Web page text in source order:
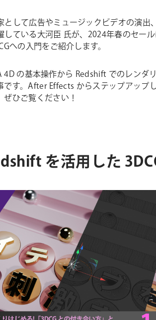
として広告やミュージックビデオの演
している大河臣 氏が、2024年春のセー
への入門をご紹介します。
4D の基本操作から Redshift でのレン
です。After Effects からステップアップ
ぜひご覧ください！
を活用した